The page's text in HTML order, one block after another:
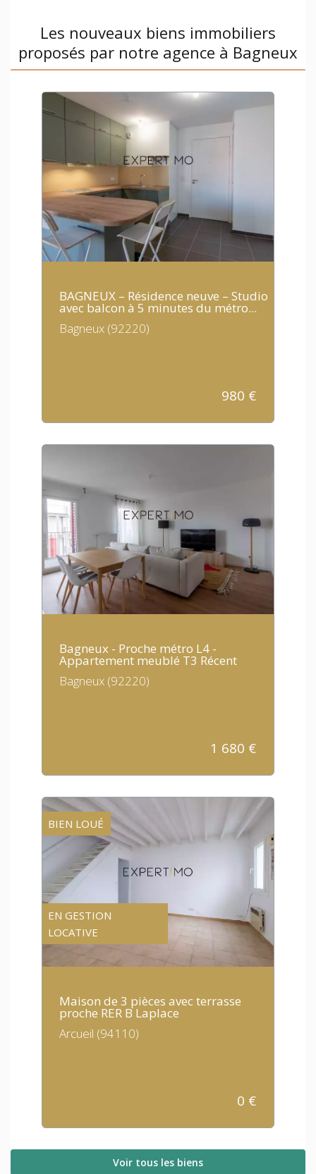
Les nouveaux biens immobiliers
proposés par notre agence à Bagneux
BAGNEUX – Résidence neuve – Studio
avec balcon à 5 minutes du métro...
Bagneux (92220)
980 €
Bagneux - Proche métro L4 -
Appartement meublé T3 Récent
Bagneux (92220)
1 680 €
BIEN LOUÉ
EN GESTION
LOCATIVE
Maison de 3 pièces avec terrasse
proche RER B Laplace
Arcueil (94110)
0 €
Voir tous les biens